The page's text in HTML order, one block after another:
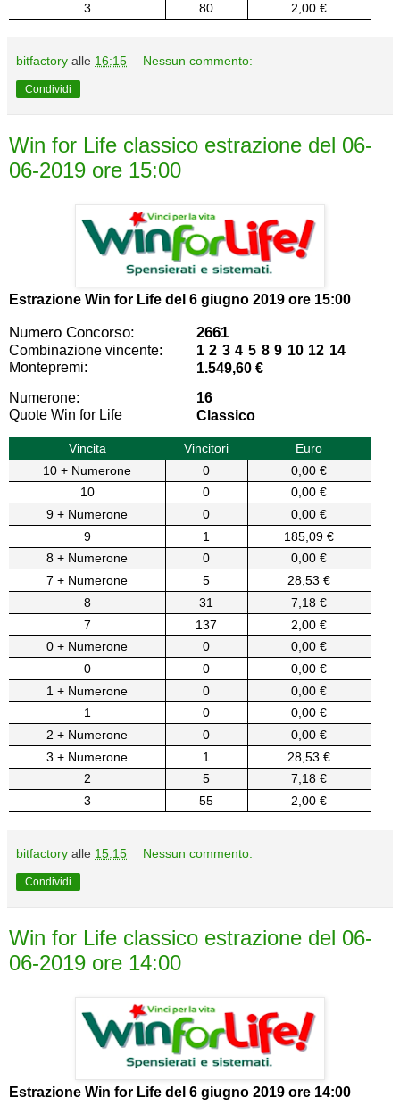
3
80 2,00 €
bitfactory alle 16:15 Nessun commento:
Condividi
Win for Life classico estrazione del 06-
06-2019 ore 15:00
Estrazione Win for Life del 6 giugno 2019 ore 15:00
Numero Concorso: 2661
Combinazione vincente:
1 2 3 4 5 8 9 10 12 14
Montepremi:
1.549,60 €
Numerone:
16
Quote Win for Life
Classico
Vincita Vincitori
Euro
10 + Numerone
0
0,00 €
10
0
0,00 €
9 + Numerone
0
0,00 €
9
1
185,09 €
8 + Numerone
0
0,00 €
7 + Numerone
5
28,53 €
8
31
7,18 €
7
137
2,00 €
0 + Numerone
0
0,00 €
0
0
0,00 €
1 + Numerone
0
0,00 €
1
0
0,00 €
2 + Numerone
0
0,00 €
3 + Numerone
1
28,53 €
2
5
7,18 €
3
55 2,00 €
bitfactory alle 15:15 Nessun commento:
Condividi
Win for Life classico estrazione del 06-
06-2019 ore 14:00
Estrazione Win for Life del 6 giugno 2019 ore 14:00